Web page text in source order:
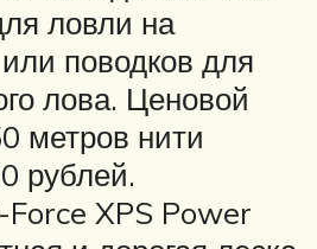
ловли на
поводков для
лова. Ценовой
метров нити
рублей.
XPS Power